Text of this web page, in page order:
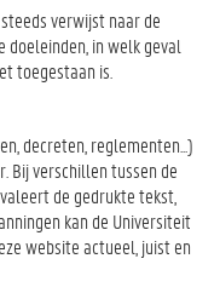
verwijst naar de
in welk geval
toegestaan is.
decreten, reglementen...)
Bij verschillen tussen de
de gedrukte tekst,
kan de Universiteit
website actueel, juist en